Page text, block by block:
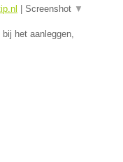
Screenshot ▼
het aanleggen,